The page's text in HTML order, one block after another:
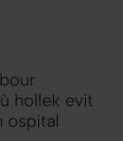
hollek evit
ospital